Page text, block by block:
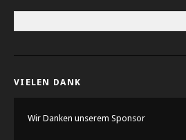
VIELEN DANK
Wir Danken unserem Sponsor